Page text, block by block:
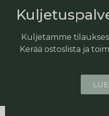
Kuljetamme
Kerää ostoslista ja